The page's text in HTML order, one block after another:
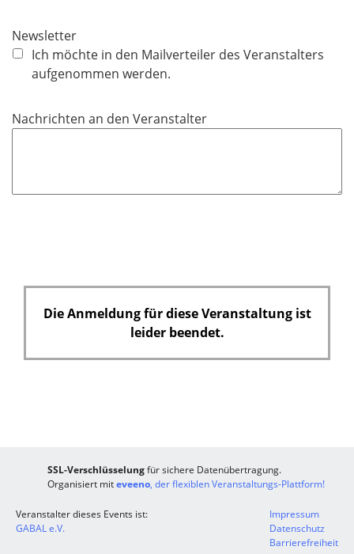
h
t
f
l
Newsletter
Ich möchte in den Mailverteiler des Veranstalters
aufgenommen werden.
Nachrichten an den Veranstalter
Die Anmeldung für diese Veranstaltung ist
leider beendet.
SSL-Verschlüsselungfür sichere Datenübertragung.
Organisiert miteveeno, der flexiblen Veranstaltungs-Plattform!
Veranstalter dieses Events ist:
GABAL e.V.
Impressum
Datenschutz
Barrierefreiheit